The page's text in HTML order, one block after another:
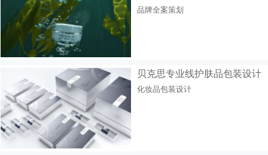
品牌全案策划
贝克思专业线护肤品包装设计
化妆品包装设计